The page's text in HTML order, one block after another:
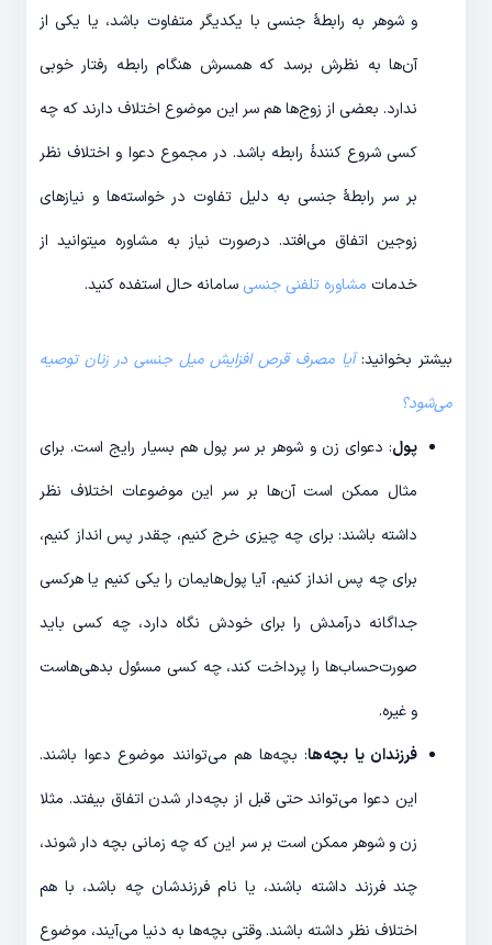
و شوهر به رابطۀ جنسی با یکدیگر متفاوت باشد، یا یکی از
آن‌ها به نظرش برسد که همسرش هنگام رابطه رفتار خوبی
ندارد. بعضی از زوج‌ها هم سر این موضوع اختلاف دارند که چه
کسی شروع کنندۀ رابطه باشد. در مجموع دعوا و اختلاف نظر
بر سر رابطۀ جنسی به دلیل تفاوت در خواسته‌ها و نیازهای
زوجین اتفاق می‌افتد. درصورت نیاز به مشاوره میتوانید از
خدمات مشاوره تلفنی جنسی سامانه حال استفده کنید.
بیشتر بخوانید:آیا مصرف قرص افزایش میل جنسی در زنان توصیه
می‌شود؟
پول: دعوای زن و شوهر بر سر پول هم بسیار رایج است. برای
مثال ممکن است آن‌ها بر سر این موضوعات اختلاف نظر
داشته باشند: برای چه چیزی خرج کنیم، چقدر پس انداز کنیم،
برای چه پس انداز کنیم، آیا پول‌هایمان را یکی کنیم یا هرکسی
جداگانه درآمدش را برای خودش نگاه دارد، چه کسی باید
صورت‌حساب‌ها را پرداخت کند، چه کسی مسئول بدهی‌هاست
و غیره.
فرزندان یا بچه‌ها: بچه‌ها هم می‌توانند موضوع دعوا باشند.
این دعوا می‌تواند حتی قبل از بچه‌دار شدن اتفاق بیفتد. مثلا
زن و شوهر ممکن است بر سر این که چه زمانی بچه دار شوند،
چند فرزند داشته باشند، یا نام فرزندشان چه باشد، با هم
اختلاف نظر داشته باشند. وقتی بچه‌ها به دنیا می‌آیند، موضوع